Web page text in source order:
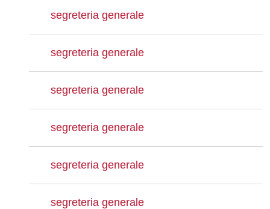
segreteria generale
segreteria generale
segreteria generale
segreteria generale
segreteria generale
segreteria generale